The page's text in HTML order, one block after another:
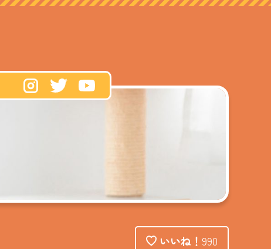
いいね！ 990